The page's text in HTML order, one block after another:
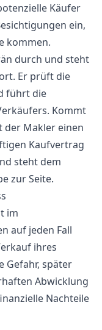
Käufer
ein,
kommen.
durch und steht
Er prüft die
führt die
Kommt
der Makler einen
Kaufvertrag
steht dem
zur Seite.
im
auf jeden Fall
ihres
Gefahr, später
Abwicklung
Nachteile